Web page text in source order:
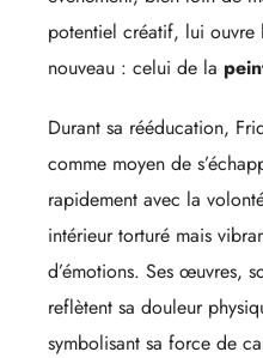
potentiel créatif, lui
nouveau : celui de la
Durant sa rééducation,
comme moyen de
rapidement avec la
intérieur torturé mais
d’émotions. Ses œuvres,
reflètent sa douleur
symbolisant sa force de